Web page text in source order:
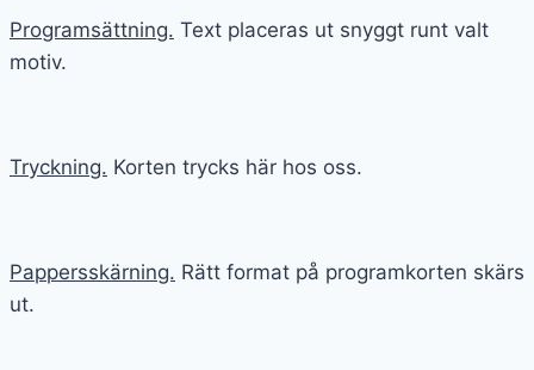
Programsättning. Text placeras ut snyggt runt valt
motiv.
Tryckning. Korten trycks här hos oss.
Pappersskärning. Rätt format på programkorten skärs
ut.